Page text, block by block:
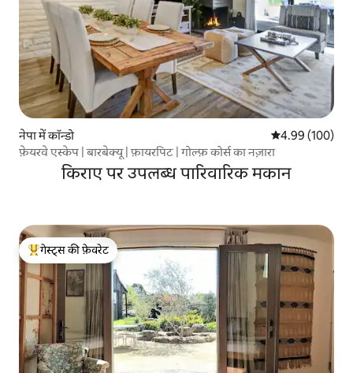
नेपा में कॉन्डो औसत रेटिंग 5 में से
4.99 (100)
फ़ेयरवे एस्केप | बारबेक्यू | फ़ायरपिट | गोल्फ़ कोर्स का नज़ारा
किराए पर उपलब्ध पारिवारिक मकान
गेस्ट्स का टॉप फ़ेवरेट
गेस्ट्स की फ़ेवरेट